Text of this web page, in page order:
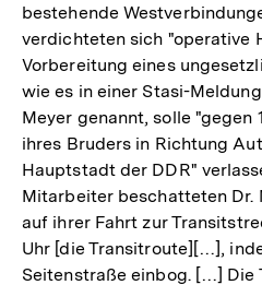
bestehende
verdichteten sich "operative
Vorbereitung eines
wie es in einer Stasi-
Meyer genannt, solle "gegen
ihres Bruders in Richtung
Hauptstadt der DDR"
Mitarbeiter beschatteten Dr.
auf ihrer Fahrt zur
Uhr [die Transitroute][…],
Seitenstraße einbog. […] Die